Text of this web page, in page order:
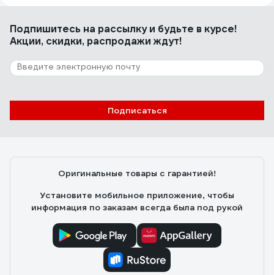
Не вспыхивает как бенз. Очень текучий, можно швы
вас есть техника типа МИГа или Боинга, то можно и
полетать на нем.
32 отзыва
10л KO2510
Подпишитесь на рассылкуи будьте в курсе!
Акции, скидки, распродажи ждут!
Подписаться
Оригинальные товары с гарантией!
Установите мобильное приложение, чтобы
информация по заказам всегда была под рукой